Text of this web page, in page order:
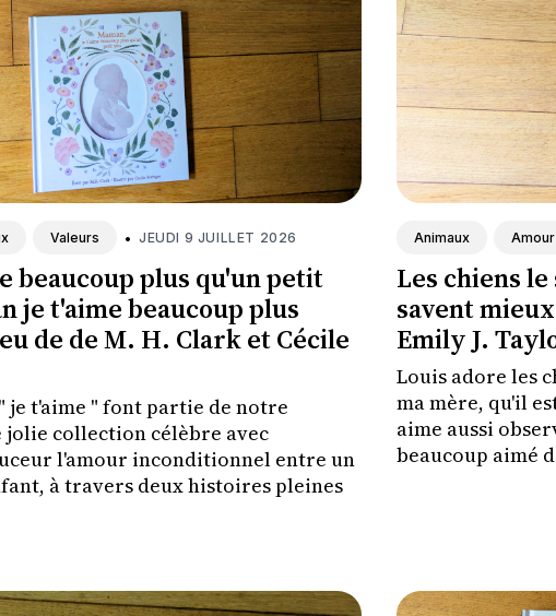
Valeurs • JEUDI 9 JUILLET 2026
beaucoup plus qu'un petit
je t'aime beaucoup plus
de de M. H. Clark et Cécile
je t'aime " font partie de notre
collection célèbre avec
l'amour inconditionnel entre un
à travers deux histoires pleines
Animaux Amour
Les chiens
savent
Emily J.
Louis adore les
ma mère, qu'il
aime aussi
beaucoup aimé